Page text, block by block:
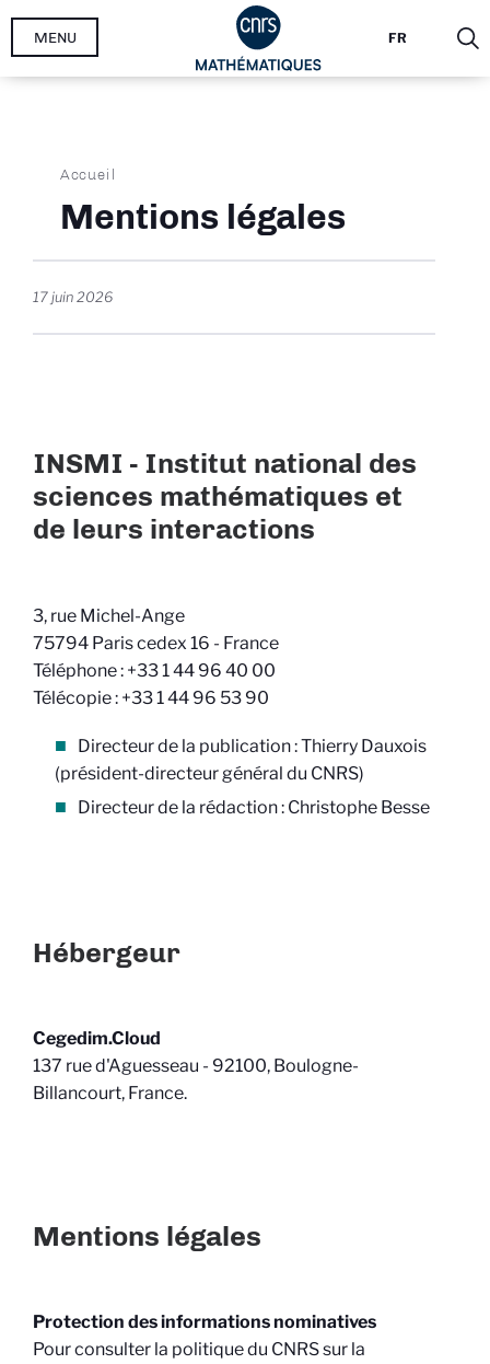
Aller
FR
MENU
Fil
d'Ariane
Accueil
Mentions légales
17 juin 2026
INSMI - Institut national des
sciences mathématiques et
de leurs interactions
3, rue Michel-Ange
75794 Paris cedex 16 - France
Téléphone : +33 1 44 96 40 00
Télécopie : +33 1 44 96 53 90
Directeur de la publication : Thierry Dauxois
(président-directeur général du CNRS)
Directeur de la rédaction : Christophe Besse
Hébergeur
Cegedim.Cloud
137 rue d'Aguesseau - 92100, Boulogne-
Billancourt, France.
Mentions légales
Protection des informations nominatives
Pour consulter la politique du CNRS sur la